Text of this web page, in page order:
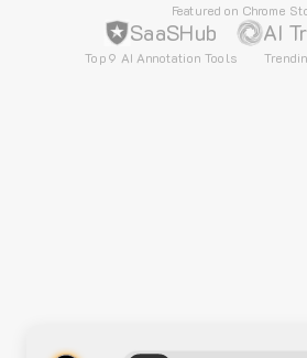
Featured on Chrome
SaaSHub
Top 9 AI Annotation Tools
AI